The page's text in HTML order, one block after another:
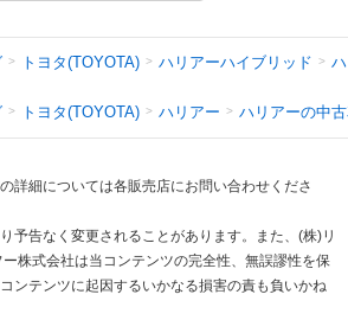
トヨタ(TOYOTA) ハリアーハイブリッド
トヨタ(TOYOTA) ハリアー ハリアーの中
詳細については各販売店にお問い合わせくださ
予告なく変更されることがあります。また、(株)リ
株式会社は当コンテンツの完全性、無誤謬性を保
ンテンツに起因するいかなる損害の責も負いかね